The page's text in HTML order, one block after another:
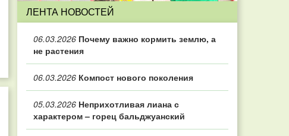
ЛЕНТА НОВОСТЕЙ
06.03.2026 Почему важно кормить землю, а
не растения
06.03.2026 Компост нового поколения
05.03.2026 Неприхотливая лиана с
характером – горец бальджуанский